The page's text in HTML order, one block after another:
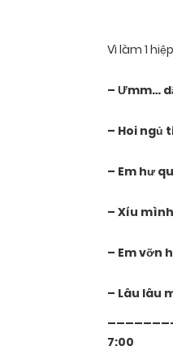
Vì làm 1
– Ưmm…
– Hoi ngủ
– Em hư
– Xíu
– Em vỡn
– Lâu lâu
7:00